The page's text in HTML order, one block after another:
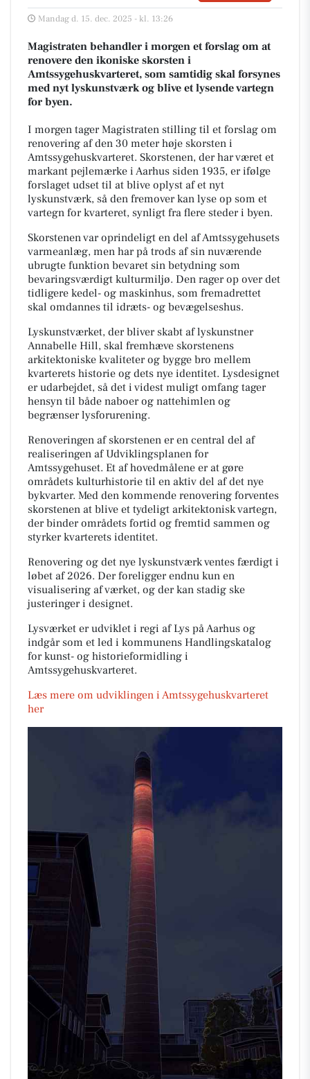
Mandag d. 15. dec. 2025 - kl. 13:26
Magistraten behandler i morgen et forslag om at
renovere den ikoniske skorsten i
Amtssygehuskvarteret, som samtidig skal forsynes
med nyt lyskunstværk og blive et lysende vartegn
for byen.
I morgen tager Magistraten stilling til et forslag om
renovering af den 30 meter høje skorsten i
Amtssygehuskvarteret. Skorstenen, der har været et
markant pejlemærke i Aarhus siden 1935, er ifølge
forslaget udset til at blive oplyst af et nyt
lyskunstværk, så den fremover kan lyse op som et
vartegn for kvarteret, synligt fra flere steder i byen.
Skorstenen var oprindeligt en del af Amtssygehusets
varmeanlæg, men har på trods af sin nuværende
ubrugte funktion bevaret sin betydning som
bevaringsværdigt kulturmiljø. Den rager op over det
tidligere kedel- og maskinhus, som fremadrettet
skal omdannes til idræts- og bevægelseshus.
Lyskunstværket, der bliver skabt af lyskunstner
Annabelle Hill, skal fremhæve skorstenens
arkitektoniske kvaliteter og bygge bro mellem
kvarterets historie og dets nye identitet. Lysdesignet
er udarbejdet, så det i videst muligt omfang tager
hensyn til både naboer og nattehimlen og
begrænser lysforurening.
Renoveringen af skorstenen er en central del af
realiseringen af Udviklingsplanen for
Amtssygehuset. Et af hovedmålene er at gøre
områdets kulturhistorie til en aktiv del af det nye
bykvarter. Med den kommende renovering forventes
skorstenen at blive et tydeligt arkitektonisk vartegn,
der binder områdets fortid og fremtid sammen og
styrker kvarterets identitet.
Renovering og det nye lyskunstværk ventes færdigt i
løbet af 2026. Der foreligger endnu kun en
visualisering af værket, og der kan stadig ske
justeringer i designet.
Lysværket er udviklet i regi af Lys på Aarhus og
indgår som et led i kommunens Handlingskatalog
for kunst- og historieformidling i
Amtssygehuskvarteret.
Læs mere om udviklingen i Amtssygehuskvarteret
her